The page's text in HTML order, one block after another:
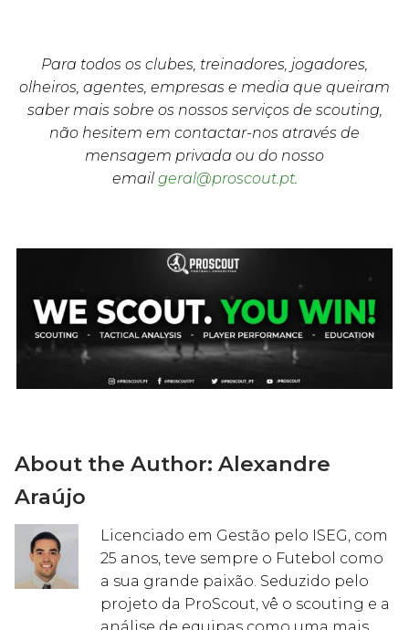
Para todos os clubes, treinadores, jogadores,
olheiros, agentes, empresas e media que queiram
saber mais sobre os nossos serviços de scouting,
não hesitem em contactar-nos através de
mensagem privada ou do nosso
email geral@proscout.pt.
About the Author: Alexandre
Araújo
Licenciado em Gestão pelo ISEG, com
25 anos, teve sempre o Futebol como
a sua grande paixão. Seduzido pelo
projeto da ProScout, vê o scouting e a